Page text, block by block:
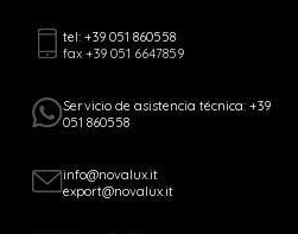
tel: +39 051 860558
fax +39 051 6647859
Servicio de asistencia técnica: +39
051 860558
info@novalux.it
export@novalux.it